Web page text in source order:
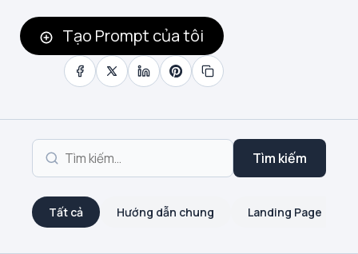
Tạo Prompt của tôi
Tìm kiếm
Tất cả Hướng dẫn chung Landing Page